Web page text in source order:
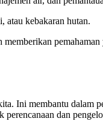
atau kebakaran hutan.
Ini membantu dalam
dan